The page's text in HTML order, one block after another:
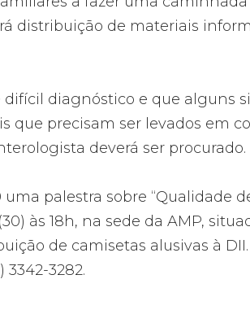
distribuição de materiais
difícil diagnóstico e que alguns
que precisam ser levados em
deverá ser procurado.
palestra sobre “Qualidade
às 18h, na sede da AMP,
de camisetas alusivas à
3282.